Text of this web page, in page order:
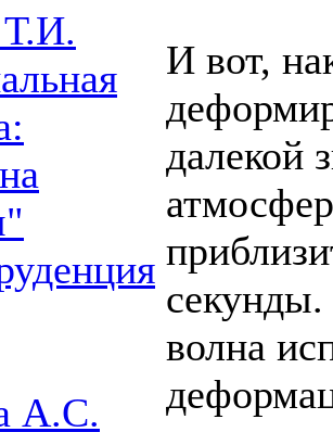
Т.И.
А.С.
И вот,
далекой
секунды.
волна